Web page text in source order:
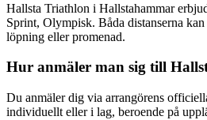
Hallsta Triathlon i Hallstahammar
Sprint, Olympisk. Båda distanserna
löpning eller promenad.
Hur anmäler man sig till
Du anmäler dig via arrangörens
individuellt eller i lag, beroende på